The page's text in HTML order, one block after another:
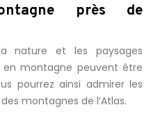
près de
nature et les paysages
en montagne peuvent être
pourrez ainsi admirer les
montagnes de l’Atlas.